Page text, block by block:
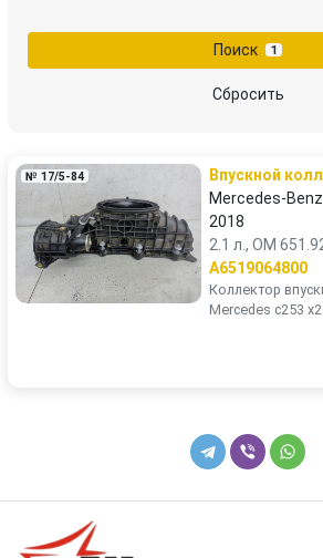
Поиск 1
Сбросить
№ 17/5-84
Впускной
Mercedes-Benz
2018
2.1 л., OM
A6519064800
Коллектор
Mercedes c253